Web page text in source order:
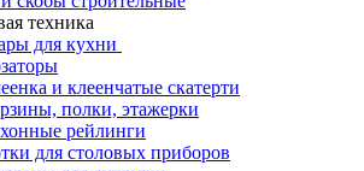
техника
для кухни
и клеенчатые скатерти
полки, этажерки
рейлинги
для столовых приборов